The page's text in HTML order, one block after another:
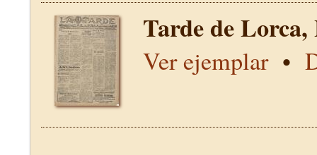
Tarde de
Ver ejemplar•